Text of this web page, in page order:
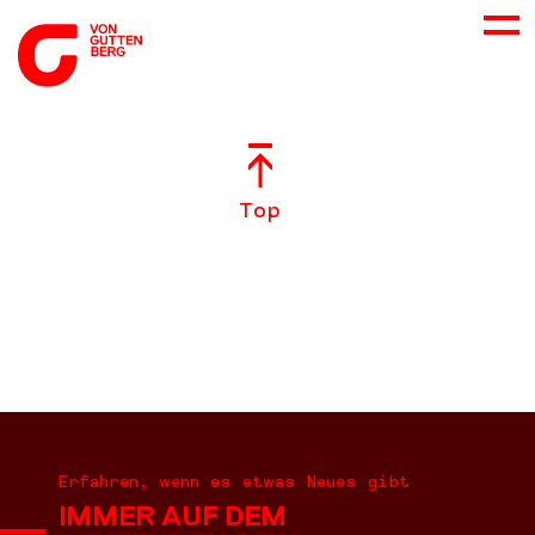
Top
Erfahren, wenn es etwas Neues gibt
IMMER AUF DEM